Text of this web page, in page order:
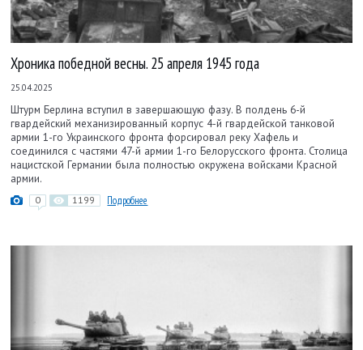
Хроника победной весны. 25 апреля 1945 года
25.04.2025
Штурм Берлина вступил в завершающую фазу. В полдень 6-й
гвардейский механизированный корпус 4-й гвардейской танковой
армии 1-го Украинского фронта форсировал реку Хафель и
соединился с частями 47-й армии 1-го Белорусского фронта. Столица
нацистской Германии была полностью окружена войсками Красной
армии.
0 1199 Подробнее